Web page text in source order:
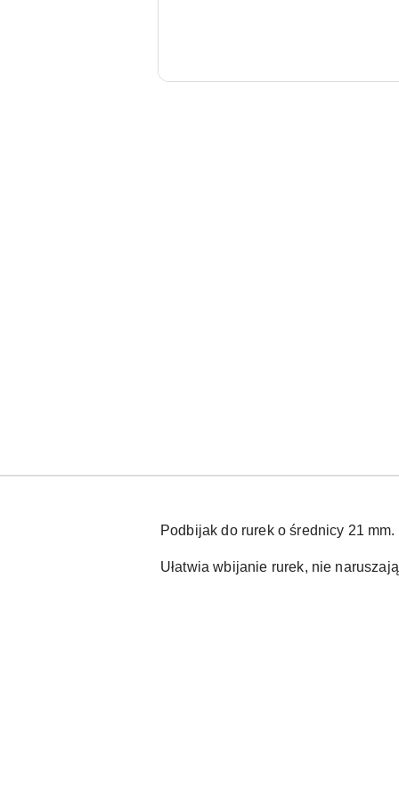
Podbijak do rurek o średnicy 21 mm.
Ułatwia wbijanie rurek, nie